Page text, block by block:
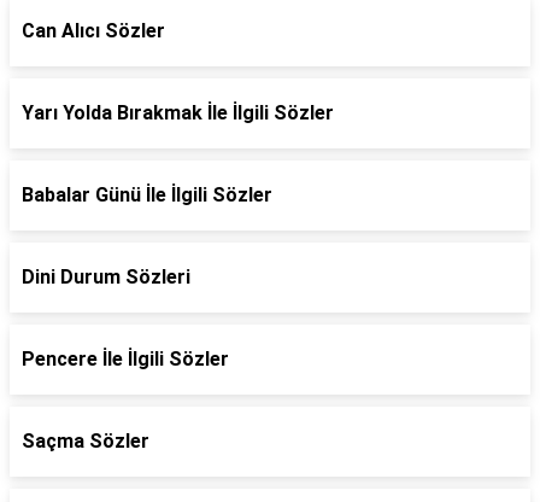
Can Alıcı Sözler
Yarı Yolda Bırakmak İle İlgili Sözler
Babalar Günü İle İlgili Sözler
Dini Durum Sözleri
Pencere İle İlgili Sözler
Saçma Sözler